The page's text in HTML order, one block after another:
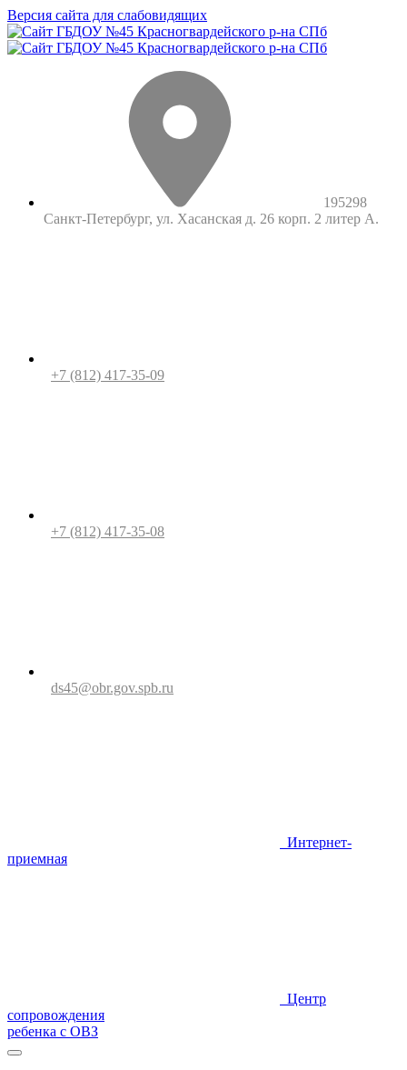
Версия сайта для слабовидящих
195298
Санкт-Петербург, ул. Хасанская д. 26 корп. 2 литер А.
+7 (812) 417-35-09
+7 (812) 417-35-08
ds45@obr.gov.spb.ru
Интернет-
приемная
Центр
сопровождения
ребенка с ОВЗ